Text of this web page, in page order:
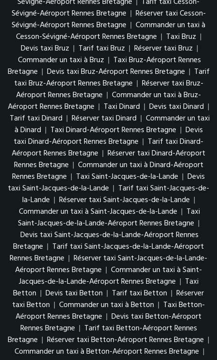
Sévigné-Aéroport Rennes Bretagne | Réserver taxi Cesson-
Sévigné-Aéroport Rennes Bretagne | Commander un taxi à
Cesson-Sévigné-Aéroport Rennes Bretagne | Taxi Bruz |
Devis taxi Bruz | Tarif taxi Bruz | Réserver taxi Bruz |
Commander un taxi à Bruz | Taxi Bruz-Aéroport Rennes
Bretagne | Devis taxi Bruz-Aéroport Rennes Bretagne | Tarif
taxi Bruz-Aéroport Rennes Bretagne | Réserver taxi Bruz-
Aéroport Rennes Bretagne | Commander un taxi à Bruz-
Aéroport Rennes Bretagne | Taxi Dinard | Devis taxi Dinard |
Tarif taxi Dinard | Réserver taxi Dinard | Commander un taxi
à Dinard | Taxi Dinard-Aéroport Rennes Bretagne | Devis
taxi Dinard-Aéroport Rennes Bretagne | Tarif taxi Dinard-
Aéroport Rennes Bretagne | Réserver taxi Dinard-Aéroport
Rennes Bretagne | Commander un taxi à Dinard-Aéroport
Rennes Bretagne | Taxi Saint-Jacques-de-la-Lande | Devis
taxi Saint-Jacques-de-la-Lande | Tarif taxi Saint-Jacques-de-
la-Lande | Réserver taxi Saint-Jacques-de-la-Lande |
Commander un taxi à Saint-Jacques-de-la-Lande | Taxi
Saint-Jacques-de-la-Lande-Aéroport Rennes Bretagne |
Devis taxi Saint-Jacques-de-la-Lande-Aéroport Rennes
Bretagne | Tarif taxi Saint-Jacques-de-la-Lande-Aéroport
Rennes Bretagne | Réserver taxi Saint-Jacques-de-la-Lande-
Aéroport Rennes Bretagne | Commander un taxi à Saint-
Jacques-de-la-Lande-Aéroport Rennes Bretagne | Taxi
Betton | Devis taxi Betton | Tarif taxi Betton | Réserver
taxi Betton | Commander un taxi à Betton | Taxi Betton-
Aéroport Rennes Bretagne | Devis taxi Betton-Aéroport
Rennes Bretagne | Tarif taxi Betton-Aéroport Rennes
Bretagne | Réserver taxi Betton-Aéroport Rennes Bretagne |
Commander un taxi à Betton-Aéroport Rennes Bretagne |